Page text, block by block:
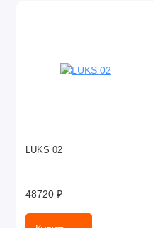
LUKS 02
48720 ₽